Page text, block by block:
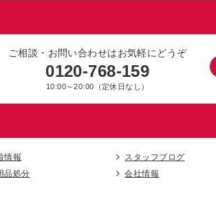
ご相談・お問い合わせはお気軽にどうぞ
0120-768-159
10:00～20:00（定休日なし）
情報 スタッフブログ
品処分 会社情報